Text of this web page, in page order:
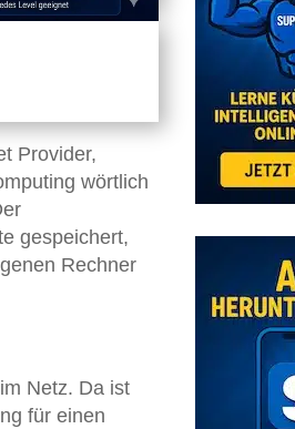
Provider,
wörtlich
gespeichert,
Rechner
Netz. Da ist
für einen